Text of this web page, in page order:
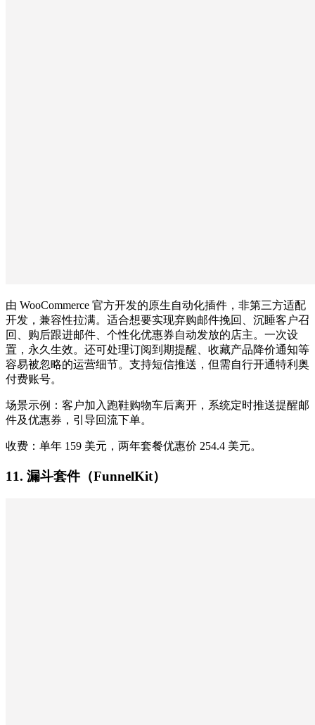
由 WooCommerce 官方开发的原生自动化插件，非第三方适配
开发，兼容性拉满。适合想要实现弃购邮件挽回、沉睡客户召
回、购后跟进邮件、个性化优惠券自动发放的店主。一次设
置，永久生效。还可处理订阅到期提醒、收藏产品降价通知等
容易被忽略的运营细节。支持短信推送，但需自行开通特利奥
付费账号。
场景示例：客户加入跑鞋购物车后离开，系统定时推送提醒邮
件及优惠券，引导回流下单。
收费：单年 159 美元，两年套餐优惠价 254.4 美元。
11. 漏斗套件（FunnelKit）